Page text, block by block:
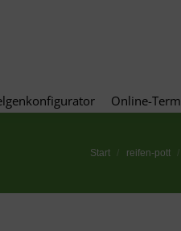
Online-
Start reifen-pott